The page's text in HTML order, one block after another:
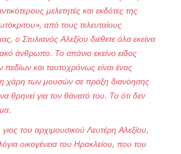
μελετητές και εκδότες της
από τους τελευταίους
ο Στυλιανός Αλεξίου διέθετε όλα εκείνα
άνθρωπο. Το σπάνιο εκείνο είδος
και ταυτοχρόνως είναι ένας
χάρη των μουσών σε πράξη διανόησης
θρηνεί για τον θάνατό του. Το ότι δεν
του αρχιμουσικού Λευτέρη Αλεξίου,
οικογένεια του Ηρακλείου, που του